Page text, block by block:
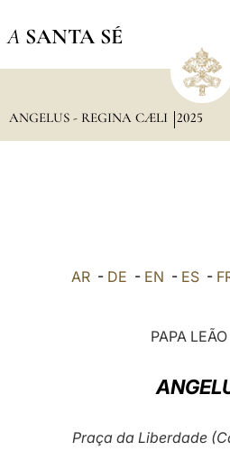
A SANTA SÉ
ANGELUS - REGINA CÆLI 2025
AR - DE - EN - ES -
PAPA
Praça da Liberdade